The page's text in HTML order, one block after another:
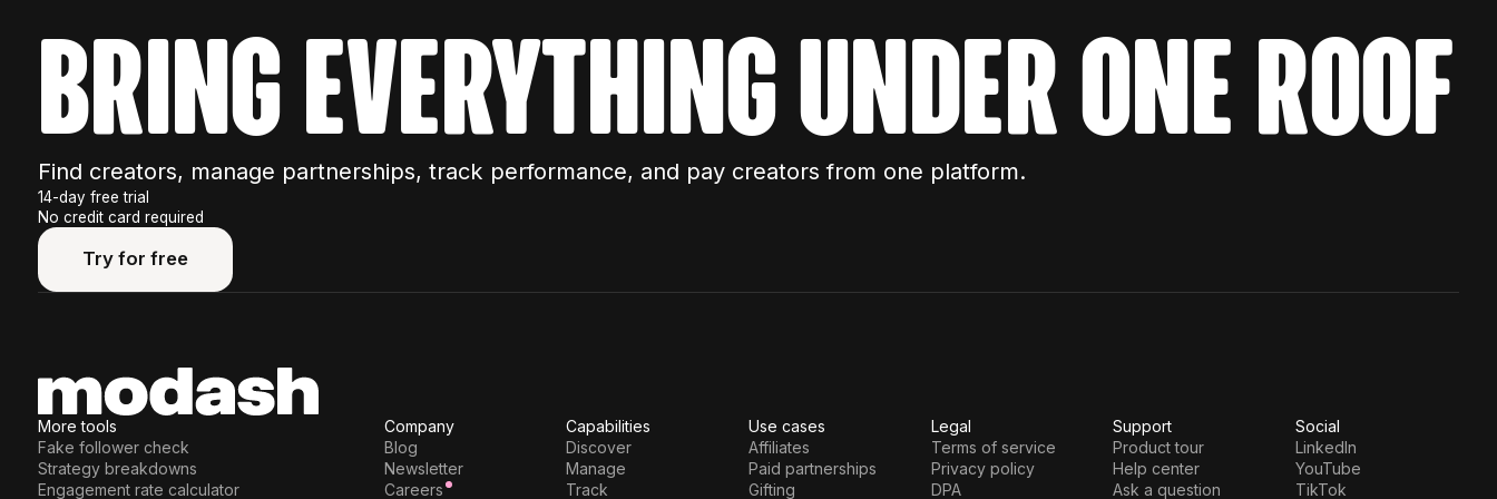
bring everything under one roof
Find creators, manage partnerships, track performance, and pay creators from one platform.
14-day free trial
No credit card required
Try for free
More tools
Fake follower check
Strategy breakdowns
Engagement rate calculator
Company
Blog
Newsletter
Careers
Capabilities
Discover
Manage
Track
Use cases
Affiliates
Paid partnerships
Gifting
Legal
Terms of service
Privacy policy
DPA
Support
Product tour
Help center
Ask a question
Social
LinkedIn
YouTube
TikTok